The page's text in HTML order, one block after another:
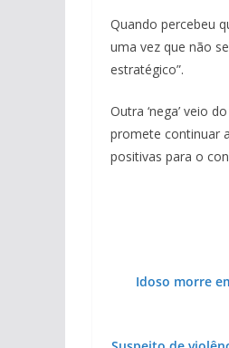
Quando percebeu
uma vez que não
estratégico”.
Outra ‘nega’ veio
promete continuar
positivas para o
Idoso morre